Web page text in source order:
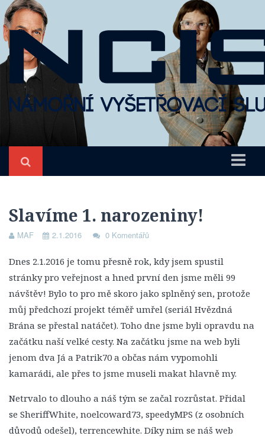
NCIS
1. Série
2. Série
3. Série
4. Série
5. Série
6. Série
9. Série
Slavíme 1. narozeniny!
MAF 2.1.2016 0 Komentářů
Dnes 2.1.2016 je tomu přesně rok, kdy jsem spustil
stránky pro veřejnost a hned první den jsme měli 99
návštěv! Bylo to pro mě skoro jako splněný sen, protože
můj předchozí projekt téměř umřel (seriál Hvězdná
Brána se přestal natáčet). Toho dne jsme byli opravdu na
začátku naší velké cesty. Na začátku jsme na web byli
jenom dva Já a Patrik70 a občas nám vypomohli
kamarádi, ale přes to jsme museli makat hlavně my.
Netrvalo to dlouho a náš tým se začal rozrůstat. Přidal
se SheriffWhite, noelcoward73, speedyMPS (z osobních
důvodů odešel), terrencewhite. Díky nim se náš web